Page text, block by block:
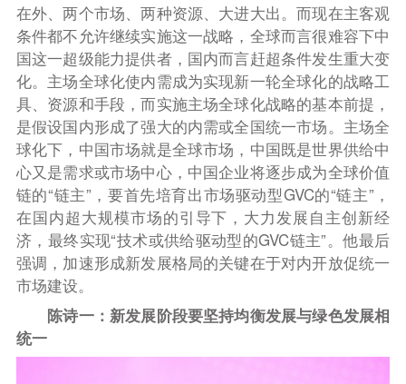
在外、两个市场、两种资源、大进大出。而现在主客观
条件都不允许继续实施这一战略，全球而言很难容下中
国这一超级能力提供者，国内而言赶超条件发生重大变
化。主场全球化使内需成为实现新一轮全球化的战略工
具、资源和手段，而实施主场全球化战略的基本前提，
是假设国内形成了强大的内需或全国统一市场。主场全
球化下，中国市场就是全球市场，中国既是世界供给中
心又是需求或市场中心，中国企业将逐步成为全球价值
链的“链主”，要首先培育出市场驱动型GVC的“链主”，
在国内超大规模市场的引导下，大力发展自主创新经
济，最终实现“技术或供给驱动型的GVC链主”。他最后
强调，加速形成新发展格局的关键在于对内开放促统一
市场建设。
陈诗一：新发展阶段要坚持均衡发展与绿色发展相
统一